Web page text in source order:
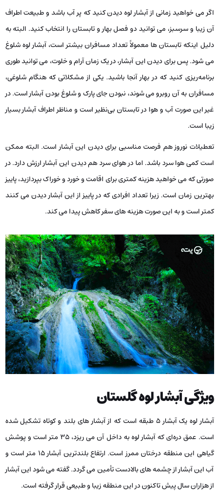
اگر می ‌خواهید زمانی از آبشار لوه دیدن کنید که پر آب باشد و طبیعت اطراف
آن زیبا و سرسبز، می ‌توانید دو فصل بهار و تابستان را انتخاب کنید. البته به
دلیل اینکه تابستان ‌ها معمولاً تعداد مسافران بیشتر است، آبشار لوه شلوغ
می ‌شود. پس برای دیدن این آبشار، در یک زمان آرام و خلوت، می ‌توانید طوری
برنامه‌ریزی کنید که در بهار آنجا باشید. یکی از مشکلاتی که هنگام شلوغی،
مسافران به آن روبرو می ‌شوند، نبودن جای پارک و شلوغ بودن آبشار است. در
غیر این صورت آب و هوا در تابستان بی‌نظیر است و مناظر اطراف آبشار بسیار
زیبا است.
تعطیلات نوروز هم فرصت مناسبی برای دیدن این آبشار است. البته ممکن
است کمی هوا سرد باشد. اما در هوای سرد هم دیدن این آبشار ارزش دارد. در
صورتی که می ‌خواهید هزینه کمتری برای اقامت و خورد و خوراک بپردازید، پاییز
بهترین زمان است. زیرا تعداد افرادی که در پاییز از این آبشار دیدن می ‌کنند
کمتر است و به این صورت هزینه‌ های سفر کاهش پیدا می‌ کند.
ویژگی آبشار لوه گلستان
آبشار لوه یک آبشار ۵ طبقه است که از آبشار های بلند و کوتاه تشکیل شده
است. عمق دره‌ای که آبشار لوه به داخل آن می ‌ریزد، ۳۵ متر است و پوشش
گیاهی این منطقه درختان ممرز است. ارتفاع بلندترین آبشار ۱۵ متر است و
آب این آبشار از چشمه‌ های بالادست تأمین می ‌گردد. گفته می ‌شود این آبشار
از هزاران سال پیش تاکنون در این منطقه زیبا و طبیعی قرار گرفته است.